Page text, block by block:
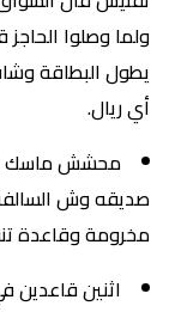
ولما وصلوا
يطول البطاقة
أي ريال.
محشش ماسك
صديقه وش
مخرومة وقاعدة
اثنين قاعدين